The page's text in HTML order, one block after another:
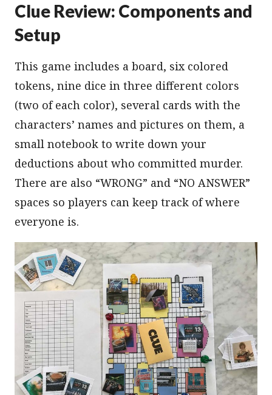
Clue Review: Components and
Setup
This game includes a board, six colored
tokens, nine dice in three different colors
(two of each color), several cards with the
characters’ names and pictures on them, a
small notebook to write down your
deductions about who committed murder.
There are also “WRONG” and “NO ANSWER”
spaces so players can keep track of where
everyone is.